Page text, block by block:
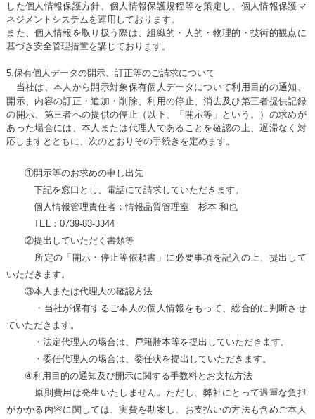
した個人情報保護方針、個人情報保護規程等を策定し、個人情報保護マ
ネジメントシステムを運用しております。
また、個人情報を取り扱う際は、組織的・人的・物理的・技術的観点に
基づき安全管理措置を講じております。
5.保有個人データの開示、訂正等のご請求について
当社は、本人から開示対象保有個人データについて利用目的の通知、
開示、内容の訂正・追加・削除、利用の停止、消去及び第三者提供記録
の開示、第三者への提供の停止（以下、「開示等」という。）の求めが
あった場合には、本人または代理人であることを確認の上、遅滞なく対
応しますとともに、次のとおりその手続きを定めます。
①開示等のお求めの申し出先
下記を窓口とし、電話にて請求していただきます。
個人情報管理責任者：情報品質管理室 杉本 和也
TEL：0739-83-3344
②提出していただく書類等
所定の「開示・停止等依頼書」に必要事項を記入の上、提出して
いただきます。
③本人または代理人の確認方法
・当社が保有するご本人の個人情報をもって、総合的に判断させ
ていただきます。
・法定代理人の場合は、戸籍謄本等を提出していただきます。
・委任代理人の場合は、委任状を提出していただきます。
④利用目的の通知及び開示に関する手数料とお支払方法
原則費用は発生いたしません。ただし、弊社にとって過重な負担
がかかる内容に関しては、実費を勘案し、お支払いの方法も含めご本人